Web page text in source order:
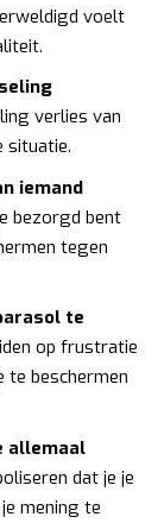
voelt
verlies van
situatie.
iemand
bezorgd bent
tegen
te
op frustratie
te beschermen
allemaal
dat je je
mening te